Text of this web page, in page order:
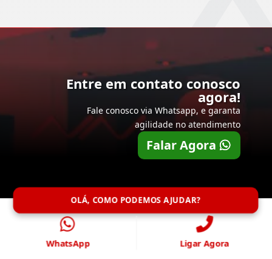
Entre em contato conosco
agora!
Fale conosco via Whatsapp, e garanta
agilidade no atendimento
Falar Agora
OLÁ, COMO PODEMOS AJUDAR?
WhatsApp Ligar Agora